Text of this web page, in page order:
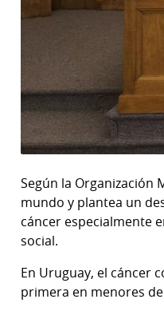
Según la Organización
mundo y plantea un
cáncer especialmente
social.
En Uruguay, el cáncer
primera en menores